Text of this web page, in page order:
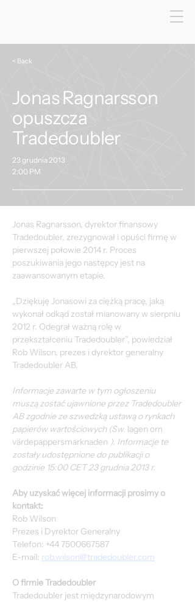
< Back
Jonas Ragnarsson
opuszcza
Tradedoubler
23 grudnia 2013
2:00 PM
Jonas Ragnarsson, dyrektor finansowy
Tradedoubler, zrezygnował i opuści firmę w
pierwszej połowie 2014 r. Proces
poszukiwania jego następcy jest na
zaawansowanym etapie.
„Dziękuję Jonasowi za ciężką pracę, jaką
wykonał odkąd został mianowany w sierpniu
2012 r. Odegrał ważną rolę w
przekształceniu Tradedoubler”, powiedział
Rob Wilson, prezes i dyrektor generalny
Tradedoubler AB.
Informacje zawarte w tym ogłoszeniu
muszą zostać ujawnione przez Tradedoubler
AB zgodnie ze szwedzką ustawą o rynkach
papierów wartościowych (Sw. lagen om
värdepappersmarknaden ). Informacje te
zostały udostępnione do publikacji o
godzinie 15:00 CET 23 grudnia 2013 r.
Aby uzyskać więcej informacji prosimy o
kontakt:
Rob Wilson
Prezes i Dyrektor Generalny
Telefon: +44 7500667587
E-mail: rob.wilson@tradedoubler.com
O firmie Tradedoubler
Tradedoubler jest międzynarodowym